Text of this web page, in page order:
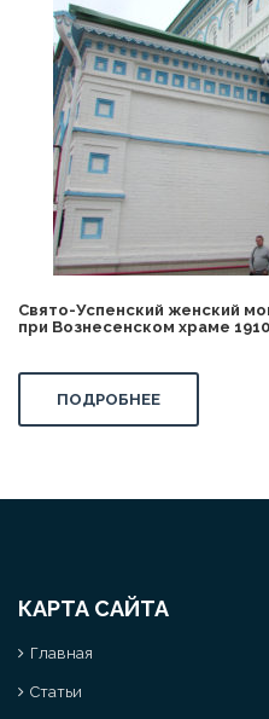
Свято-Успенский женский
при Вознесенском храме
ПОДРОБНЕЕ
КАРТА САЙТА
Главная
Статьи